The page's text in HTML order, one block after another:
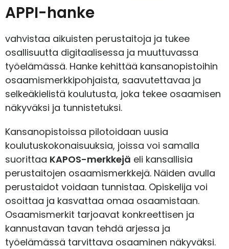
APPI-hanke
vahvistaa aikuisten perustaitoja ja tukee
osallisuutta digitaalisessa ja muuttuvassa
työelämässä. Hanke kehittää kansanopistoihin
osaamismerkkipohjaista, saavutettavaa ja
selkeäkielistä koulutusta, joka tekee osaamisen
näkyväksi ja tunnistetuksi.
Kansanopistoissa pilotoidaan uusia
koulutuskokonaisuuksia, joissa voi samalla
suorittaa KAPOS-merkkejä eli kansallisia
perustaitojen osaamismerkkejä. Näiden avulla
perustaidot voidaan tunnistaa. Opiskelija voi
osoittaa ja kasvattaa omaa osaamistaan.
Osaamismerkit tarjoavat konkreettisen ja
kannustavan tavan tehdä arjessa ja
työelämässä tarvittava osaaminen näkyväksi.